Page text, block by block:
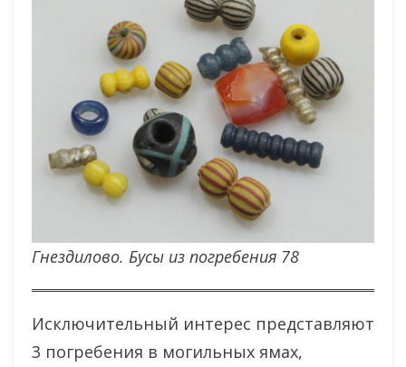
Гнездилово. Бусы из погребения 78
Исключительный интерес представляют
3 погребения в могильных ямах,